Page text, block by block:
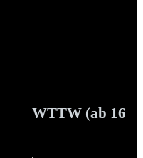
WTTW (ab 16